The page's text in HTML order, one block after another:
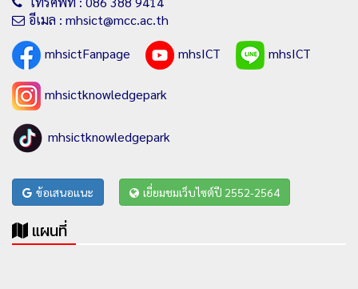
อีเมล : mhsict@mcc.ac.th
mhsictFanpage
mhsICT mhsICT
mhsictknowledgepark
mhsictknowledgepark
ข้อเสนอแนะ เยี่ยมชมเว็บไซต์ปี 2552-2564
แผนที่